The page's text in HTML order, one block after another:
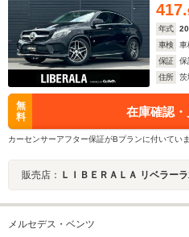
417.
年式
車検
車
保証
保
住所
茨
無
料
在庫確認
カーセンサーアフター保証がBプランに付いてい
販売店： ＬＩＢＥＲＡＬＡ リベラー
メルセデス・ベンツ